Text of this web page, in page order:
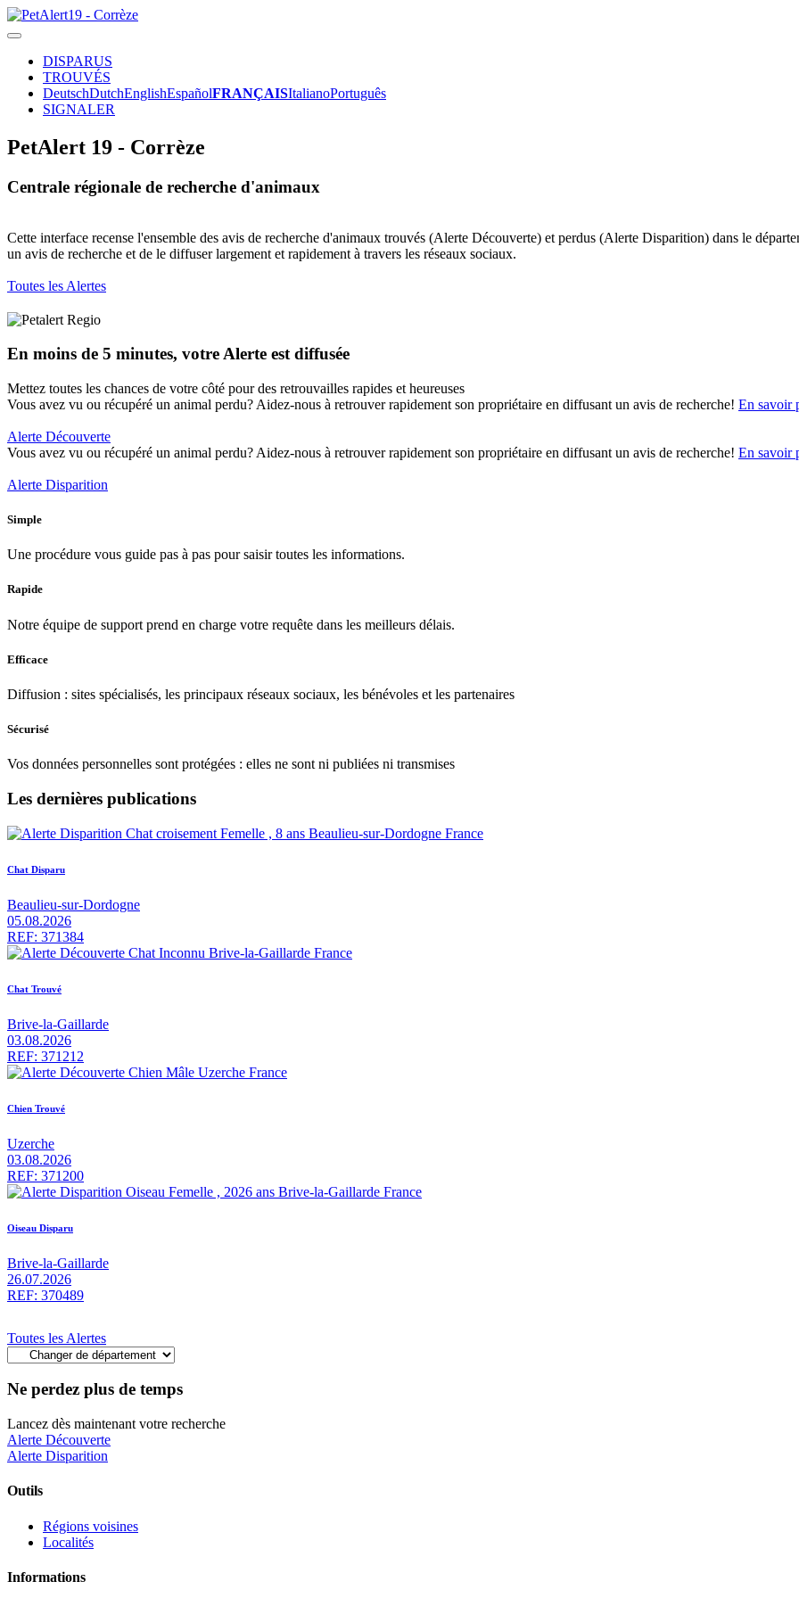
DISPARUS
TROUVÉS
DeutschDutchEnglishEspañolFRANÇAISItalianoPortuguês
SIGNALER
PetAlert 19 - Corrèze
Centrale régionale de recherche d'animaux
Cette interface recense l'ensemble des avis de recherche d'animaux trouvés (Alerte Découverte) et perdus (Alerte Disparition) dans le
un avis de recherche et de le diffuser largement et rapidement à travers les réseaux sociaux.
Toutes les Alertes
En moins de 5 minutes, votre Alerte est diffusée
Mettez toutes les chances de votre côté pour des retrouvailles rapides et heureuses
Vous avez vu ou récupéré un animal perdu? Aidez-nous à retrouver rapidement son propriétaire en diffusant un avis de recherche! En savoir
Alerte Découverte
Vous avez vu ou récupéré un animal perdu? Aidez-nous à retrouver rapidement son propriétaire en diffusant un avis de recherche! En savoir
Alerte Disparition
Simple
Une procédure vous guide pas à pas pour saisir toutes les informations.
Rapide
Notre équipe de support prend en charge votre requête dans les meilleurs délais.
Efficace
Diffusion : sites spécialisés, les principaux réseaux sociaux, les bénévoles et les partenaires
Sécurisé
Vos données personnelles sont protégées : elles ne sont ni publiées ni transmises
Les dernières publications
Chat Disparu
Beaulieu-sur-Dordogne
05.08.2026
REF: 371384
Chat Trouvé
Brive-la-Gaillarde
03.08.2026
REF: 371212
Chien Trouvé
Uzerche
03.08.2026
REF: 371200
Oiseau Disparu
Brive-la-Gaillarde
26.07.2026
REF: 370489
Toutes les Alertes
Ne perdez plus de temps
Lancez dès maintenant votre recherche
Alerte Découverte
Alerte Disparition
Outils
Régions voisines
Localités
Informations